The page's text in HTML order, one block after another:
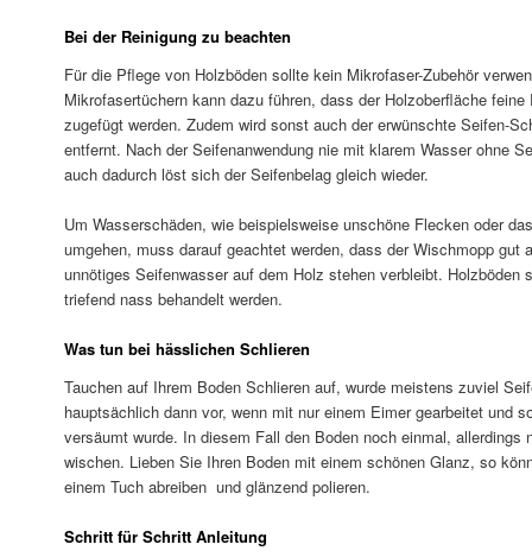
Bei der Reinigung zu beachten
Für die Pflege von Holzböden sollte kein Mikrofaser-Zubehör
Mikrofasertüchern kann dazu führen, dass der Holzoberfläche
zugefügt werden. Zudem wird sonst auch der erwünschte Seifen-
entfernt. Nach der Seifenanwendung nie mit klarem Wasser ohne
auch dadurch löst sich der Seifenbelag gleich wieder.
Um Wasserschäden, wie beispielsweise unschöne Flecken oder
umgehen, muss darauf geachtet werden, dass der Wischmopp gut
unnötiges Seifenwasser auf dem Holz stehen verbleibt. Holzböden
triefend nass behandelt werden.
Was tun bei hässlichen Schlieren
Tauchen auf Ihrem Boden Schlieren auf, wurde meistens zuviel
hauptsächlich dann vor, wenn mit nur einem Eimer gearbeitet und
versäumt wurde. In diesem Fall den Boden noch einmal, allerdings
wischen. Lieben Sie Ihren Boden mit einem schönen Glanz, so
einem Tuch abreiben und glänzend polieren.
Schritt für Schritt Anleitung